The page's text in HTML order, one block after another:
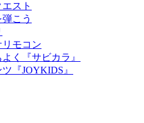
スト
こう
リモコン
く『サビカラ』
『JOYKIDS』